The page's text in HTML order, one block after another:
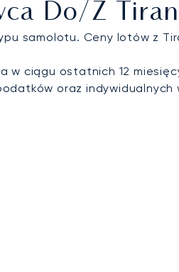
Do/z
samolotu. Ceny lotów z
w ciągu ostatnich 12
oraz indywidualnych